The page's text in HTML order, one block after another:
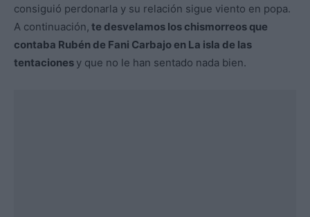
consiguió perdonarla y su relación sigue viento en popa.
A continuación, te desvelamos los chismorreos que
contaba Rubén de Fani Carbajo en La isla de las
tentaciones y que no le han sentado nada bien.